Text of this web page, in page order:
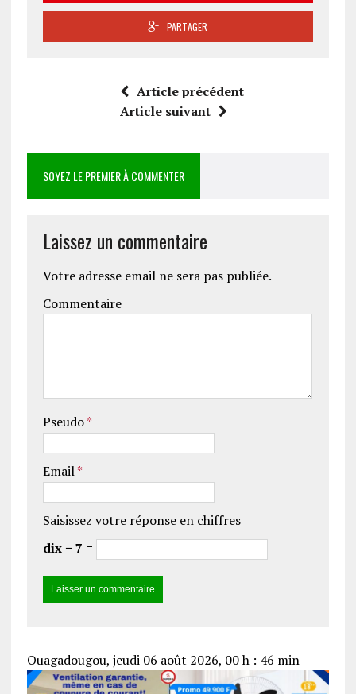
PARTAGER
Article précédent
Article suivant
SOYEZ LE PREMIER À COMMENTER
Laissez un commentaire
Votre adresse email ne sera pas publiée.
Commentaire
Pseudo*
Email*
Saisissez votre réponse en chiffres
dix − 7 =
Ouagadougou, jeudi 06 août 2026, 00 h : 46 min